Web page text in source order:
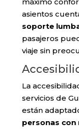
asientos
soporte
pasajeros
viaje sin
La
servicios de
están
personas